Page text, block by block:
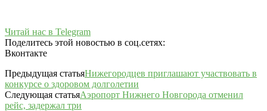
Читай нас в Telegram
Поделитесь этой новостью в соц.сетях:
Вконтакте
Предыдущая статьяНижегородцев приглашают участвовать в
конкурсе о здоровом долголетии
Следующая статьяАэропорт Нижнего Новгорода отменил
рейс, задержал три